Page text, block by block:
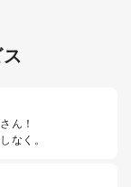
ん！
なく。